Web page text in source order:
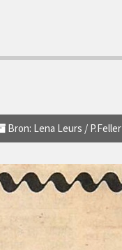
Bron: Lena Leurs / P.Feller